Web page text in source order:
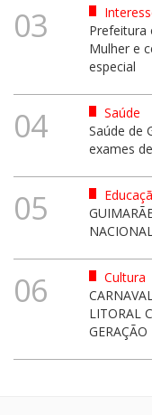
03
Prefeitura
Mulher e
especial
04
Saúde
Saúde de
exames
05
06
Cultura
LITORAL